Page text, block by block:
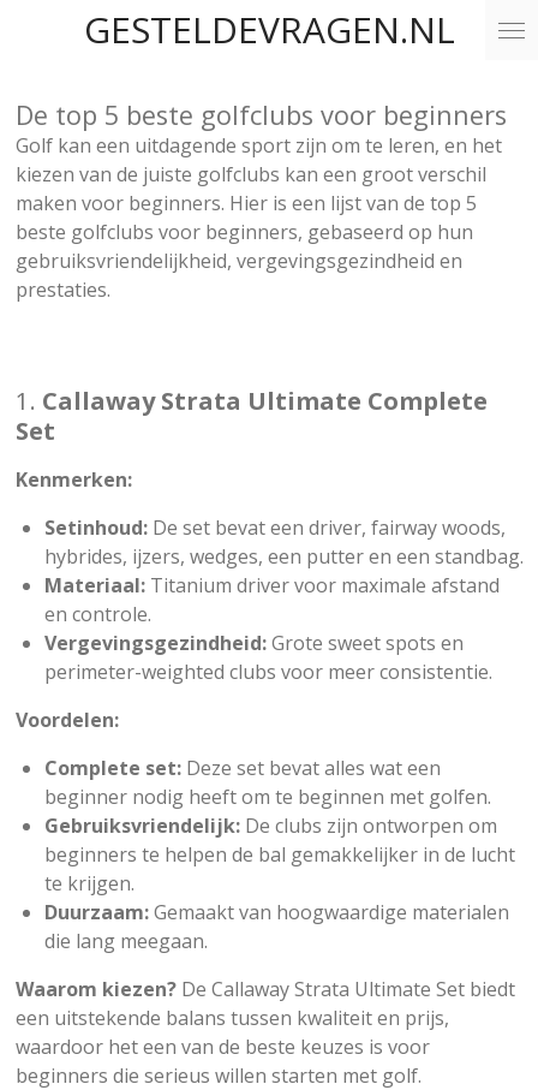
de
hoofdinhoud
GESTELDEVRAGEN.NL
De top 5 beste golfclubs voor beginners
Golf kan een uitdagende sport zijn om te leren, en het
kiezen van de juiste golfclubs kan een groot verschil
maken voor beginners. Hier is een lijst van de top 5
beste golfclubs voor beginners, gebaseerd op hun
gebruiksvriendelijkheid, vergevingsgezindheid en
prestaties.
1. Callaway Strata Ultimate Complete
Set
Kenmerken:
Setinhoud:De set bevat een driver, fairway woods,
hybrides, ijzers, wedges, een putter en een standbag.
Materiaal:Titanium driver voor maximale afstand
en controle.
Vergevingsgezindheid:Grote sweet spots en
perimeter-weighted clubs voor meer consistentie.
Voordelen:
Complete set:Deze set bevat alles wat een
beginner nodig heeft om te beginnen met golfen.
Gebruiksvriendelijk:De clubs zijn ontworpen om
beginners te helpen de bal gemakkelijker in de lucht
te krijgen.
Duurzaam:Gemaakt van hoogwaardige materialen
die lang meegaan.
Waarom kiezen?De Callaway Strata Ultimate Set biedt
een uitstekende balans tussen kwaliteit en prijs,
waardoor het een van de beste keuzes is voor
beginners die serieus willen starten met golf.